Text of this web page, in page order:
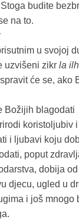
budite
na to.
u svojoj
uzvišeni zikr la
će se, ako
Božijih blagodati
koristoljubiv
i ljubavi koju
poput
dobija
djecu, ugled u
i još mnogo